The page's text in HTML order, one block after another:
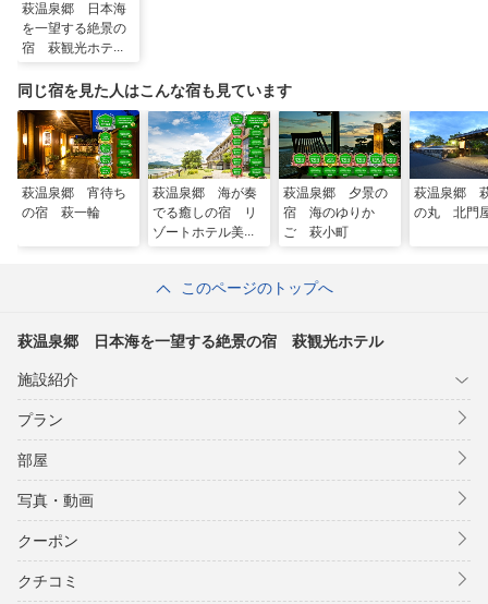
萩温泉郷 日本海
を一望する絶景の
宿 萩観光ホテル
同じ宿を見た人はこんな宿も見ています
萩温泉郷 宵待ち
の宿 萩一輪
萩温泉郷 海が奏
でる癒しの宿 リ
ゾートホテル美萩
萩温泉郷 夕景の
宿 海のゆりか
ご 萩小町
萩温泉郷
の丸 北門
このページのトップへ
萩温泉郷 日本海を一望する絶景の宿 萩観光ホテル
施設紹介
プラン
部屋
写真・動画
クーポン
クチコミ